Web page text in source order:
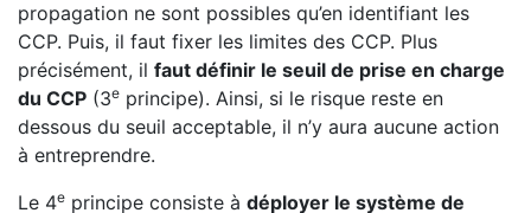
propagation ne sont possibles qu’en identifiant les
CCP. Puis, il faut fixer les limites des CCP. Plus
précisément, il faut définir le seuil de prise en charge
du CCP (3e principe). Ainsi, si le risque reste en
dessous du seuil acceptable, il n’y aura aucune action
à entreprendre.
Le 4e principe consiste à déployer le système de